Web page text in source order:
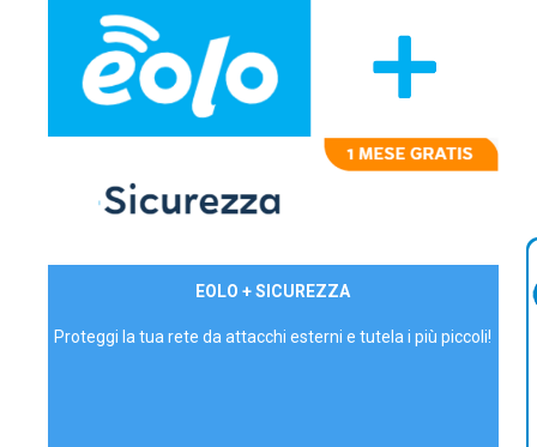
EOLO + SICUREZZA
Proteggi la tua rete da attacchi esterni e tutela i più piccoli!